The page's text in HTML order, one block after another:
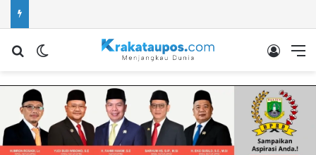
Cari berita...Switch skin Log In